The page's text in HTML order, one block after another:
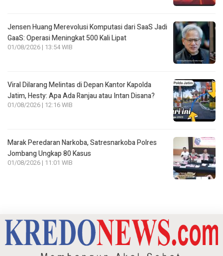
Jensen Huang Merevolusi Komputasi dari SaaS Jadi
GaaS: Operasi Meningkat 500 Kali Lipat
01/08/2026 | 13:54 WIB
Viral Dilarang Melintas di Depan Kantor Kapolda
Jatim, Hesty: Apa Ada Ranjau atau Intan Disana?
01/08/2026 | 12:16 WIB
Marak Peredaran Narkoba, Satresnarkoba Polres
Jombang Ungkap 80 Kasus
01/08/2026 | 11:01 WIB